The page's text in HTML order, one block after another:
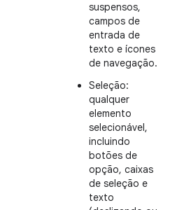
suspensos,
campos de
entrada de
texto e ícones
de navegação.
Seleção:
qualquer
elemento
selecionável,
incluindo
botões de
opção, caixas
de seleção e
texto